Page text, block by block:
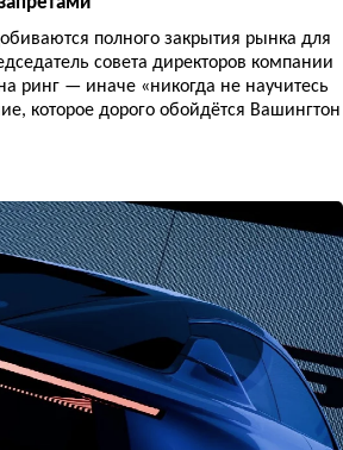
полного закрытия рынка для
совета директоров компании
ринг — иначе «никогда не научитесь
которое дорого обойдётся Вашингтон